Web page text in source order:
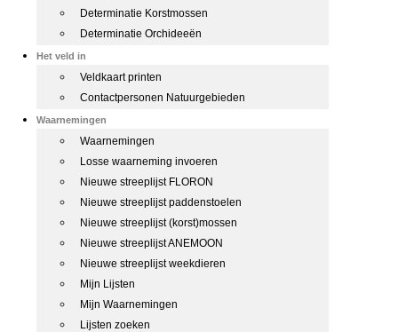
Determinatie Korstmossen
Determinatie Orchideeën
Het veld in
Veldkaart printen
Contactpersonen Natuurgebieden
Waarnemingen
Waarnemingen
Losse waarneming invoeren
Nieuwe streeplijst FLORON
Nieuwe streeplijst paddenstoelen
Nieuwe streeplijst (korst)mossen
Nieuwe streeplijst ANEMOON
Nieuwe streeplijst weekdieren
Mijn Lijsten
Mijn Waarnemingen
Lijsten zoeken